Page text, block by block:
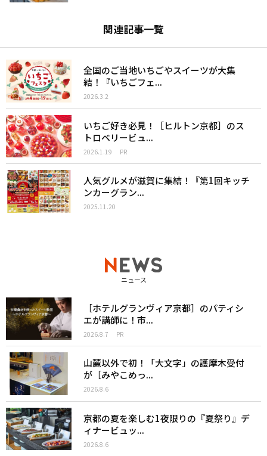
関連記事一覧
全国のご当地いちごやスイーツが大集
結！『いちごフェ...
2026.3.2
いちご好き必見！［ヒルトン京都］のス
トロベリービュ...
2026.1.19 PR
人気グルメが滋賀に集結！『第1回キッチ
ンカーグラン...
2025.11.20
ニュース
［ホテルグランヴィア京都］のパティシ
エが講師に！市...
2026.8.7 PR
山麓以外で初！「大文字」の護摩木受付
が［みやこめっ...
2026.8.6
京都の夏を楽しむ1夜限りの『夏祭り』デ
ィナービュッ...
2026.8.6